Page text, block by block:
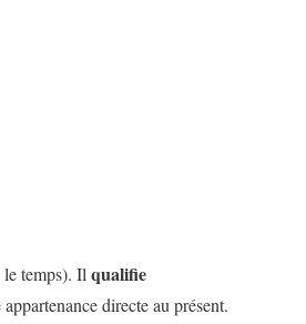
temps). Ilqualifie
directe au présent.